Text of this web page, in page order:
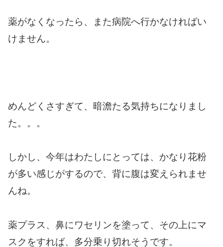
薬がなくなったら、また病院へ行かなければい
けません。
めんどくさすぎて、暗澹たる気持ちになりまし
た。。。
しかし、今年はわたしにとっては、かなり花粉
が多い感じがするので、背に腹は変えられませ
んね。
薬プラス、鼻にワセリンを塗って、その上にマ
スクをすれば、多分乗り切れそうです。